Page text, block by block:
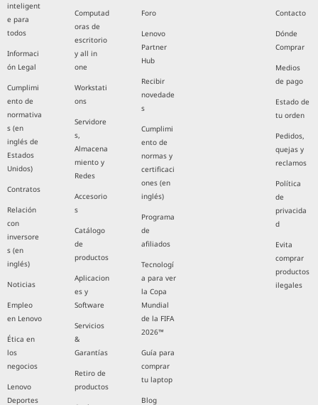
inteligent
e para
todos
Informaci
ón Legal
Cumplimi
ento de
normativa
s (en
inglés de
Estados
Unidos)
Contratos
Relación
con
inversore
s (en
inglés)
Noticias
Empleo
en Lenovo
Ética en
los
negocios
Lenovo
Deportes
Computad
oras de
escritorio
y all in
one
Workstati
ons
Servidore
s,
Almacena
miento y
Redes
Accesorio
s
Catálogo
de
productos
Aplicacion
es y
Software
Servicios
&
Garantías
Retiro de
productos
Foro
Lenovo
Partner
Hub
Recibir
novedade
s
Cumplimi
ento de
normas y
certificaci
ones (en
inglés)
Programa
de
afiliados
Tecnologí
a para ver
la Copa
Mundial
de la FIFA
2026™
Guía para
comprar
tu laptop
Blog
Contacto
Dónde
Comprar
Medios
de pago
Estado de
tu orden
Pedidos,
quejas y
reclamos
Política
de
privacida
d
Evita
comprar
productos
ilegales